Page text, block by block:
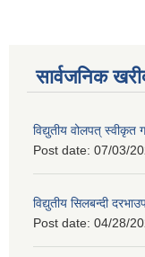
सार्वजनिक
विद्युतीय वोलपत्
Post date: 07/03/
विद्युतीय सिलबन्दी
Post date: 04/28/